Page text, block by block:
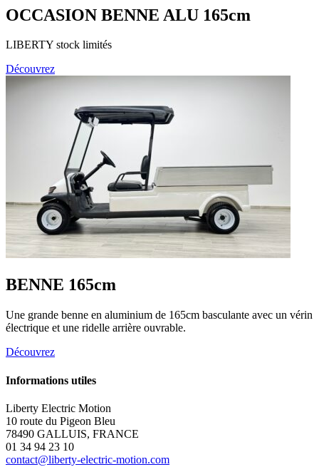
OCCASION BENNE ALU 165cm
LIBERTY stock limités
Découvrez
BENNE 165cm
Une grande benne en aluminium de 165cm basculante avec un vérin
électrique et une ridelle arrière ouvrable.
Découvrez
Informations utiles
Liberty Electric Motion
10 route du Pigeon Bleu
78490 GALLUIS, FRANCE
01 34 94 23 10
contact@liberty-electric-motion.com